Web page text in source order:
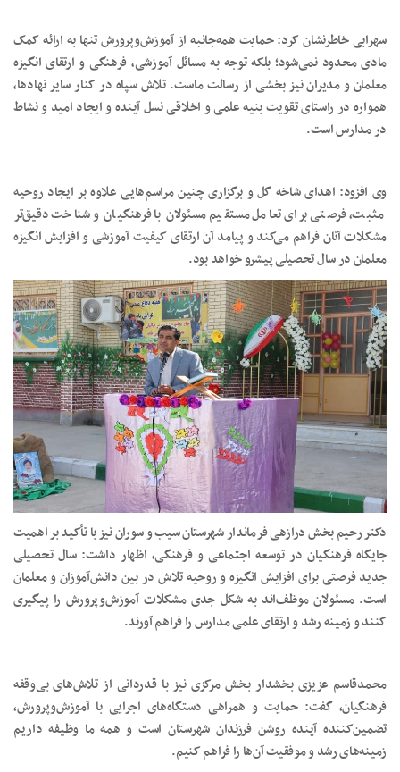
سهرابی خاطرنشان کرد: حمایت همه‌جانبه از آموزش‌وپرورش تنها به ارائه کمک
مادی محدود نمی‌شود؛ بلکه توجه به مسائل آموزشی، فرهنگی و ارتقای انگیزه
معلمان و مدیران نیز بخشی از رسالت ماست. تلاش سپاه در کنار سایر نهادها،
همواره در راستای تقویت بنیه علمی و اخلاقی نسل آینده و ایجاد امید و نشاط
در مدارس است.
وی افزود: اهدای شاخه گل و برگزاری چنین مراسم‌هایی علاوه بر ایجاد روحیه
مثبت، فرصتی برای تعامل مستقیم مسئولان با فرهنگیان و شناخت دقیق‌تر
مشکلات آنان فراهم می‌کند و پیامد آن ارتقای کیفیت آموزشی و افزایش انگیزه
معلمان در سال تحصیلی پیشرو خواهد بود.
دکتر رحیم بخش درازهی فرماندار شهرستان سیب و سوران نیز با تأکید بر اهمیت
جایگاه فرهنگیان در توسعه اجتماعی و فرهنگی، اظهار داشت: سال تحصیلی
جدید فرصتی برای افزایش انگیزه و روحیه تلاش در بین دانش‌آموزان و معلمان
است. مسئولان موظف‌اند به شکل جدی مشکلات آموزش‌وپرورش را پیگیری
کنند و زمینه رشد و ارتقای علمی مدارس را فراهم آورند.
محمدقاسم عزیزی بخشدار بخش مرکزی نیز با قدردانی از تلاش‌های بی‌وقفه
فرهنگیان، گفت: حمایت و همراهی دستگاه‌های اجرایی با آموزش‌وپرورش،
تضمین‌کننده آینده روشن فرزندان شهرستان است و همه ما وظیفه داریم
زمینه‌های رشد و موفقیت آن‌ها را فراهم کنیم.